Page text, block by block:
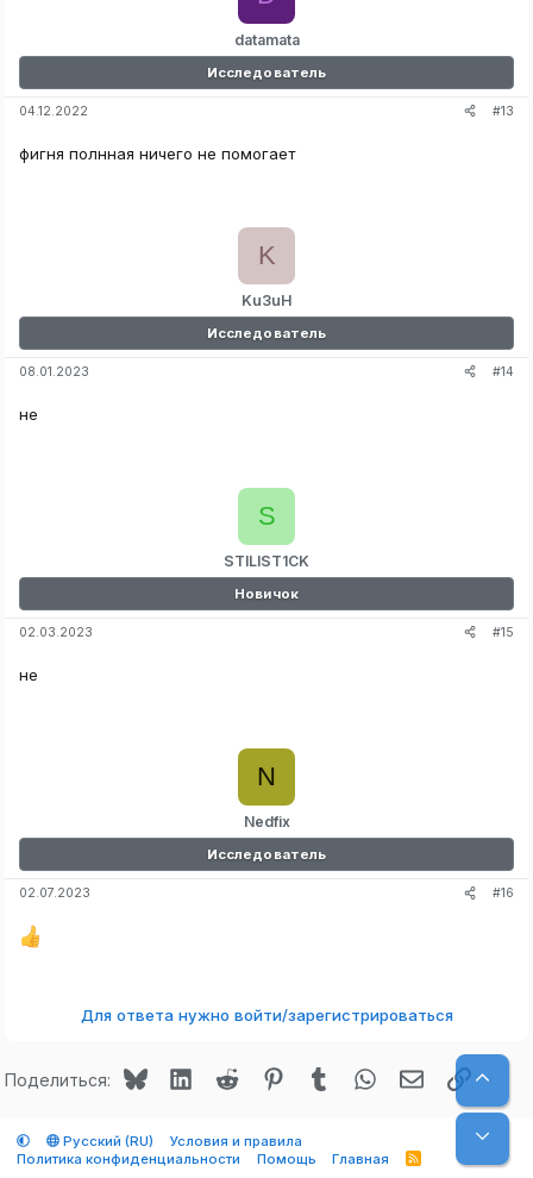
datamata
Исследователь
04.12.2022 #13
фигня полнная ничего не помогает
Ku3uH
K
Исследователь
08.01.2023 #14
не
STILIST1CK
S
Новичок
02.03.2023 #15
не
Nedfix
N
Исследователь
02.07.2023 #16
Для ответа нужно войти/зарегистрироваться
Поделиться: BlueskyLinkedInReddit PinterestTumblr WhatsApp Ссылка
Русский (RU)
Условия и правила
Политика конфиденциальности
Помощь Главная
R